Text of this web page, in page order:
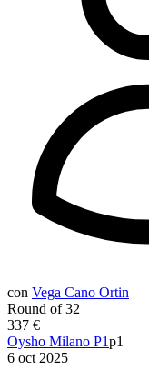
con Vega Cano Ortin
Round of 32
337 €
Oysho Milano P1p1
6 oct 2025